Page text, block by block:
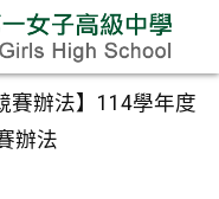
賽辦法】114學年度
辦法